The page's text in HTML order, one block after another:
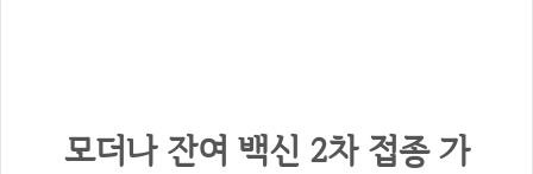
모더나 잔여 백신 2차 접종 가